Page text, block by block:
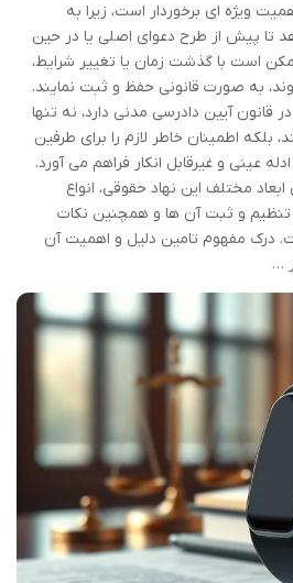
ویژه ای برخوردار است، زیرا به
تا پیش از طرح دعوای اصلی یا در حین
است با گذشت زمان یا تغییر شرایط،
به صورت قانونی حفظ و ثبت نمایند.
قانون آیین دادرسی مدنی دارد، نه تنها
بلکه اطمینان خاطر لازم را برای طرفین
عینی و غیرقابل انکار فراهم می آورد.
مختلف این نهاد حقوقی، انواع
و ثبت آن ها و همچنین نکات
درک مفهوم تامین دلیل و اهمیت آن
…